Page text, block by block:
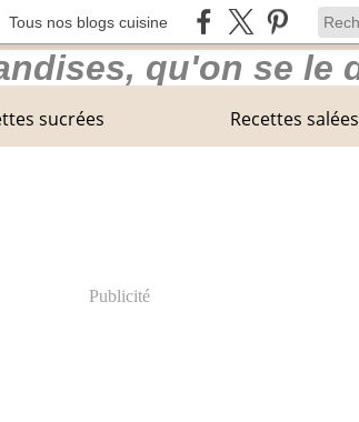
Tous nos blogs cuisine
sucrées Recettes salées
Publicité